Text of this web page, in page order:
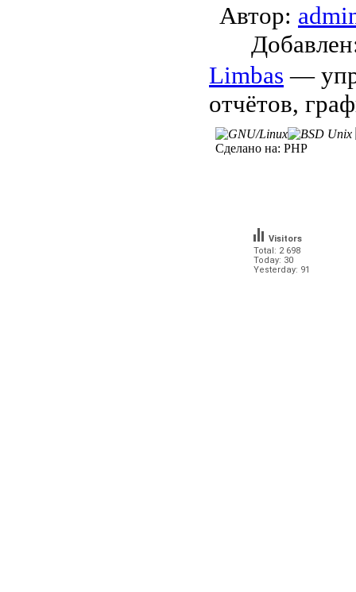
Автор:
Limbas —
отчётов,
Сделано на: PHP
Total: 2 698
Today: 30
Yesterday: 91
Visitors